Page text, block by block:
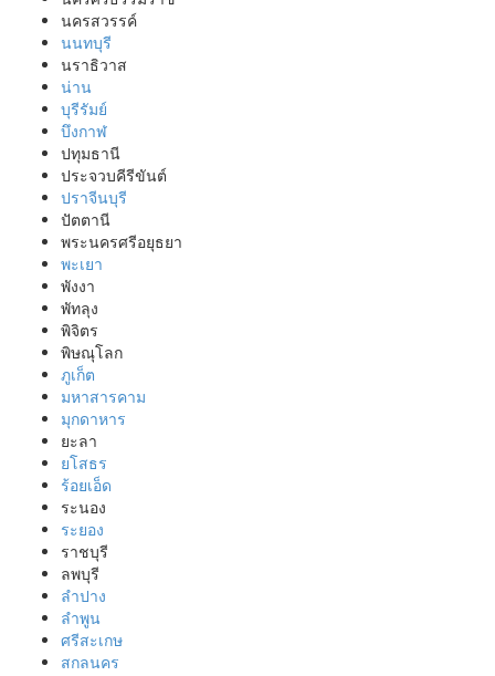
นครสวรรค์
นนทบุรี
นราธิวาส
น่าน
บุรีรัมย์
บึงกาฬ
ปทุมธานี
ประจวบคีรีขันต์
ปราจีนบุรี
ปัตตานี
พระนครศรีอยุธยา
พะเยา
พังงา
พัทลุง
พิจิตร
พิษณุโลก
ภูเก็ต
มหาสารคาม
มุกดาหาร
ยะลา
ยโสธร
ร้อยเอ็ด
ระนอง
ระยอง
ราชบุรี
ลพบุรี
ลำปาง
ลำพูน
ศรีสะเกษ
สกลนคร